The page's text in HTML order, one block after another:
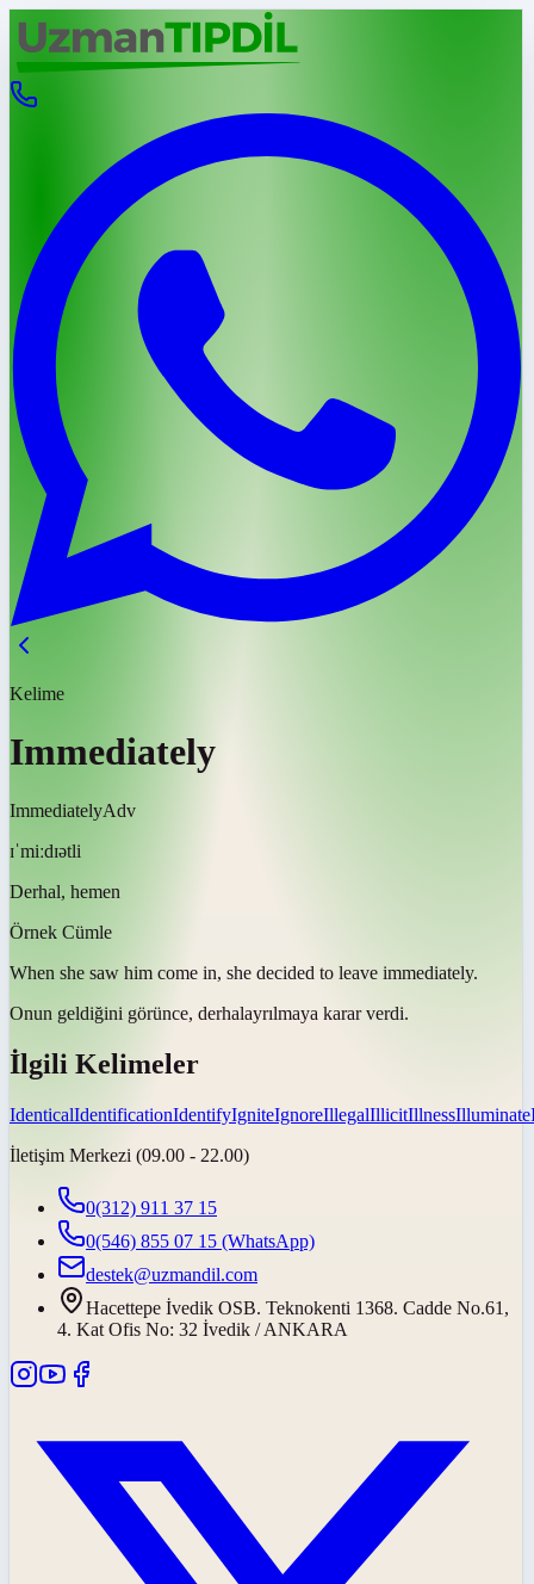
Kelime
Immediately
ImmediatelyAdv
ɪˈmiːdɪətli
Derhal, hemen
Örnek Cümle
When she saw him come in, she decided to leave immediately.
Onun geldiğini görünce, derhalayrılmaya karar verdi.
İlgili Kelimeler
IdenticalIdentificationIdentifyIgniteIgnoreIllegalIllicitIllnessIlluminate
İletişim Merkezi (09.00 - 22.00)
0(312) 911 37 15
0(546) 855 07 15 (WhatsApp)
destek@uzmandil.com
Hacettepe İvedik OSB. Teknokenti 1368. Cadde No.61,
4. Kat Ofis No: 32 İvedik / ANKARA